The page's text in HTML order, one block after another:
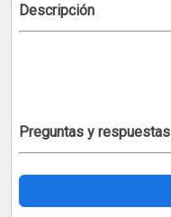
Descripción
Preguntas y respuestas